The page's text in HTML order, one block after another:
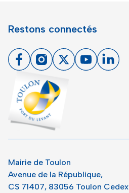
Restons connectés
FacebookInstagram
X YoutubeLinkedin
Mairie de Toulon
Avenue de la République,
CS 71407, 83056 Toulon Cedex